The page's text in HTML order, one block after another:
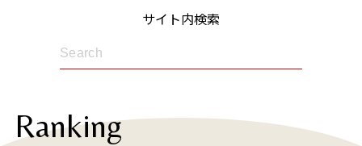
サイト内検索
Ranking